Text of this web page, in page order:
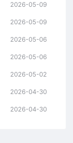
2026-05-09
2026-05-09
2026-05-06
2026-05-06
2026-05-02
2026-04-30
2026-04-30